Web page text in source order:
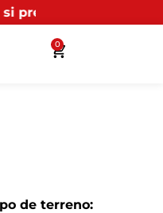
(física o
0
de terreno: